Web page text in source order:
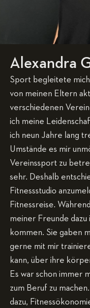
Alexandra
Sport begleitete
von meinen Eltern
verschiedenen
ich meine
ich neun Jahre lang
Umstände es mir
Vereinssport zu
sehr. Deshalb
Fitnessstudio
Fitnessreise.
meiner Freunde dazu
kommen. Sie gaben
gerne mit mir
kann, über ihre
Es war schon immer
zum Beruf zu
dazu,